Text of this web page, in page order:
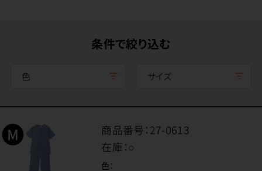
条件で絞り込む
色 サイズ
商品番号：27-0613
在庫：○
色：